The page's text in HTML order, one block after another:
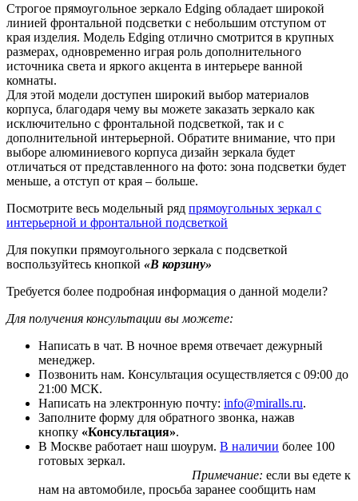
Строгое прямоугольное зеркало Edging обладает широкой
линией фронтальной подсветки с небольшим отступом от
края изделия. Модель Edging отлично смотрится в крупных
размерах, одновременно играя роль дополнительного
источника света и яркого акцента в интерьере ванной
комнаты.
Для этой модели доступен широкий выбор материалов
корпуса, благодаря чему вы можете заказать зеркало как
исключительно с фронтальной подсветкой, так и с
дополнительной интерьерной. Обратите внимание, что при
выборе алюминиевого корпуса дизайн зеркала будет
отличаться от представленного на фото: зона подсветки будет
меньше, а отступ от края – больше.
Посмотрите весь модельный ряд прямоугольных зеркал с
интерьерной и фронтальной подсветкой
Для покупки прямоугольного зеркала с подсветкой
воспользуйтесь кнопкой «В корзину»
Требуется более подробная информация о данной модели?
Для получения консультации вы можете:
Написать в чат. В ночное время отвечает дежурный
менеджер.
Позвонить нам. Консультация осуществляется с 09:00 до
21:00 МСК.
Написать на электронную почту: info@miralls.ru.
Заполните форму для обратного звонка, нажав
кнопку «Консультация».
В Москве работает наш шоурум. В наличии более 100
готовых зеркал.
Примечание: если вы едете к
нам на автомобиле, просьба заранее сообщить нам